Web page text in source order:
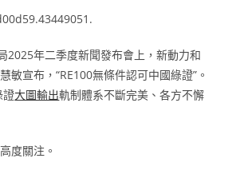
2025年二季度新聞發布會上，新動力和
敏宣布，“RE100無條件認可中國綠證”。
證大圖輸出軌制體系不斷完美、各方不懈
度關注。